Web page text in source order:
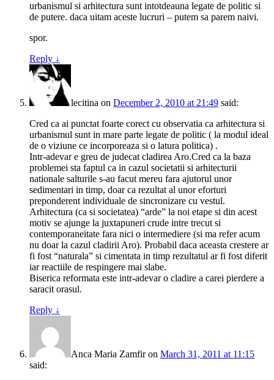
urbanismul si arhitectura sunt intotdeauna legate de politic si
de putere. daca uitam aceste lucruri – putem sa parem naivi.
spor.
Reply ↓
lecitina on December 2, 2010 at 21:49 said:
Cred ca ai punctat foarte corect cu observatia ca arhitectura si
urbanismul sunt in mare parte legate de politic ( la modul ideal
de o viziune ce incorporeaza si o latura politica) .
Intr-adevar e greu de judecat cladirea Aro.Cred ca la baza
problemei sta faptul ca in cazul societatii si arhitecturii
nationale salturile s-au facut mereu fara ajutorul unor
sedimentari in timp, doar ca rezultat al unor eforturi
preponderent individuale de sincronizare cu vestul.
Arhitectura (ca si societatea) “arde” la noi etape si din acest
motiv se ajunge la juxtapuneri crude intre trecut si
contemporaneitate fara nici o intermediere (si ma refer acum
nu doar la cazul cladirii Aro). Probabil daca aceasta crestere ar
fi fost “naturala” si cimentata in timp rezultatul ar fi fost diferit
iar reactiile de respingere mai slabe.
Biserica reformata este intr-adevar o cladire a carei pierdere a
saracit orasul.
Reply ↓
Anca Maria Zamfiron March 31, 2011 at 11:15
said: